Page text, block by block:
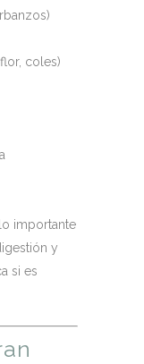
coles)
importante
y
si es